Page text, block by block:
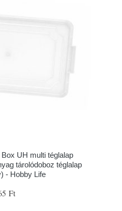
UH multi téglalap
tárolódoboz téglalap
- Hobby Life
Ft